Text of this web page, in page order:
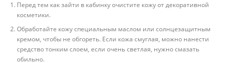
Перед тем как зайти в кабинку очистите кожу от декоративной
косметики.
Обработайте кожу специальным маслом или солнцезащитным
кремом, чтобы не обгореть. Если кожа смуглая, можно нанести
средство тонким слоем, если очень светлая, нужно смазать
обильно.